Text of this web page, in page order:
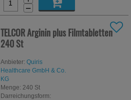
−
TELCOR Arginin plus Filmtabletten
240 St
Anbieter: Quiris
Healthcare GmbH & Co.
KG
Menge: 240 St
Darreichungsform: